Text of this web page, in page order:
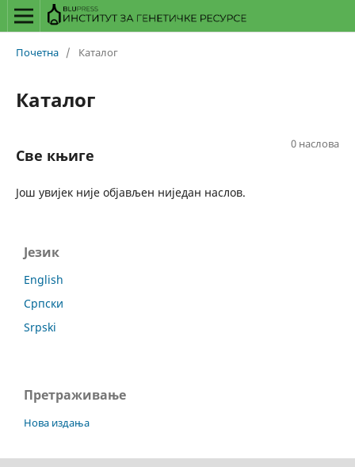
Почетна / Каталог
Каталог
0 наслова
Све књиге
Још увијек није објављен ниједан наслов.
Језик
English
Српски
Srpski
Претраживање
Нова издања